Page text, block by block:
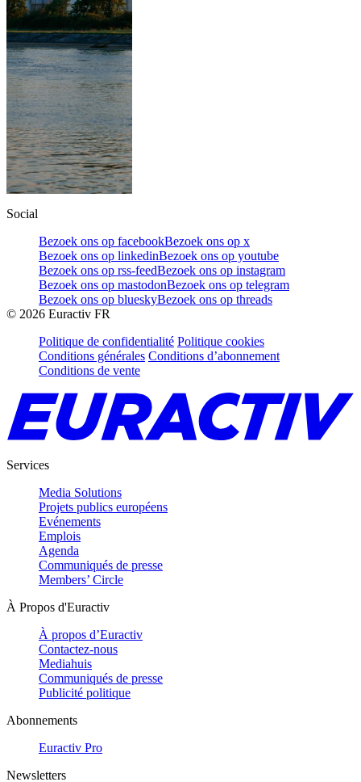
Social
Bezoek ons op facebookBezoek ons op x
Bezoek ons op linkedinBezoek ons op youtube
Bezoek ons op rss-feedBezoek ons op instagram
Bezoek ons op mastodonBezoek ons op telegram
Bezoek ons op blueskyBezoek ons op threads
© 2026 Euractiv FR
Politique de confidentialité Politique cookies
Conditions générales Conditions d’abonnement
Conditions de vente
Services
Media Solutions
Projets publics européens
Evénements
Emplois
Agenda
Communiqués de presse
Members’ Circle
À Propos d'Euractiv
À propos d’Euractiv
Contactez-nous
Mediahuis
Communiqués de presse
Publicité politique
Abonnements
Euractiv Pro
Newsletters